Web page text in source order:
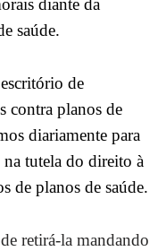
diante da
saúde.
de
contra planos de
diariamente para
tutela do direito à
de planos de saúde.
retirá-la mandando